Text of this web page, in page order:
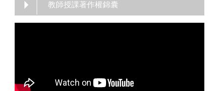
教師授課著作權錦囊